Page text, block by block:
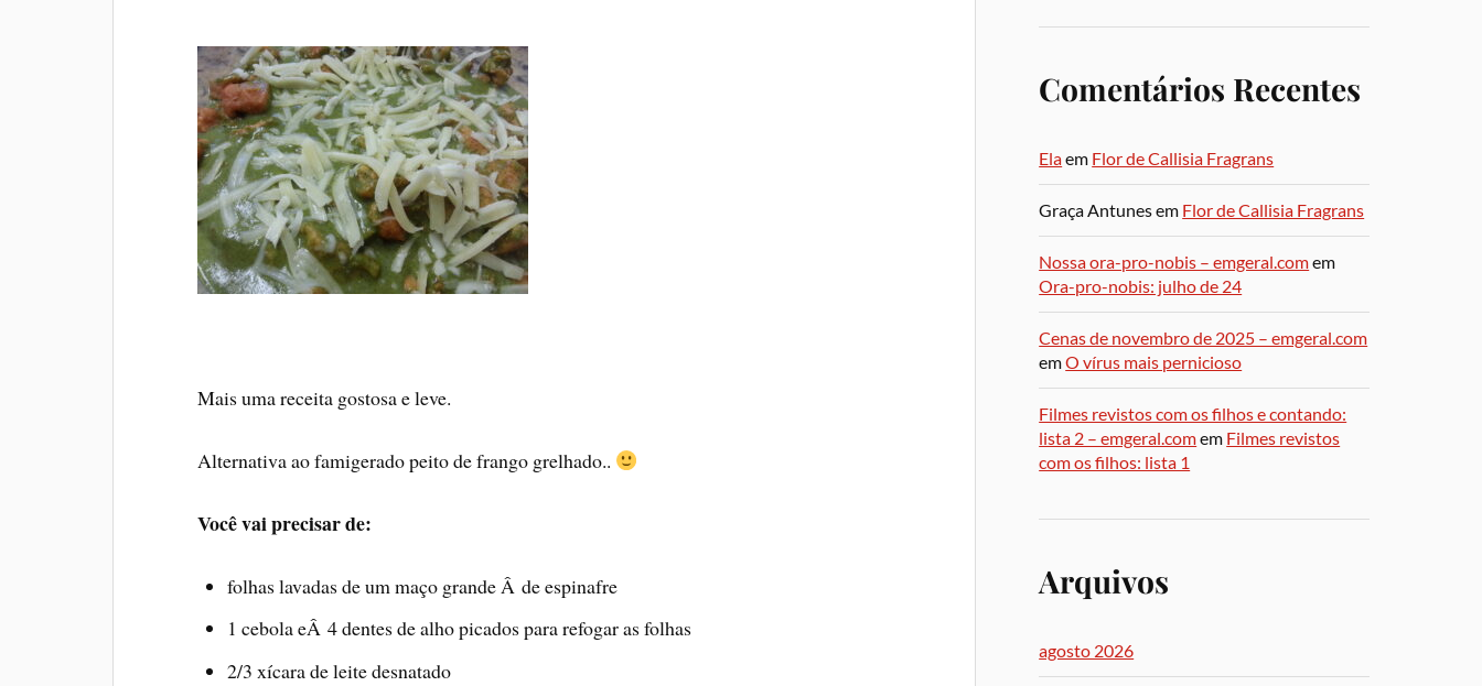
Mais uma receita gostosa e leve.
Alternativa ao famigerado peito de frango grelhado..
Você vai precisar de:
folhas lavadas de um maço grande Â de espinafre
1 cebola eÂ 4 dentes de alho picados para refogar as folhas
2/3 xí­cara de leite desnatado
Comentários Recentes
Elaem Flor de Callisia Fragrans
Graça Antunesem Flor de Callisia Fragrans
Nossa ora-pro-nobis – emgeral.comem
Ora-pro-nobis: julho de 24
Cenas de novembro de 2025 – emgeral.com
emO vírus mais pernicioso
Filmes revistos com os filhos e contando:
lista 2 – emgeral.comem Filmes revistos
com os filhos: lista 1
Arquivos
agosto 2026